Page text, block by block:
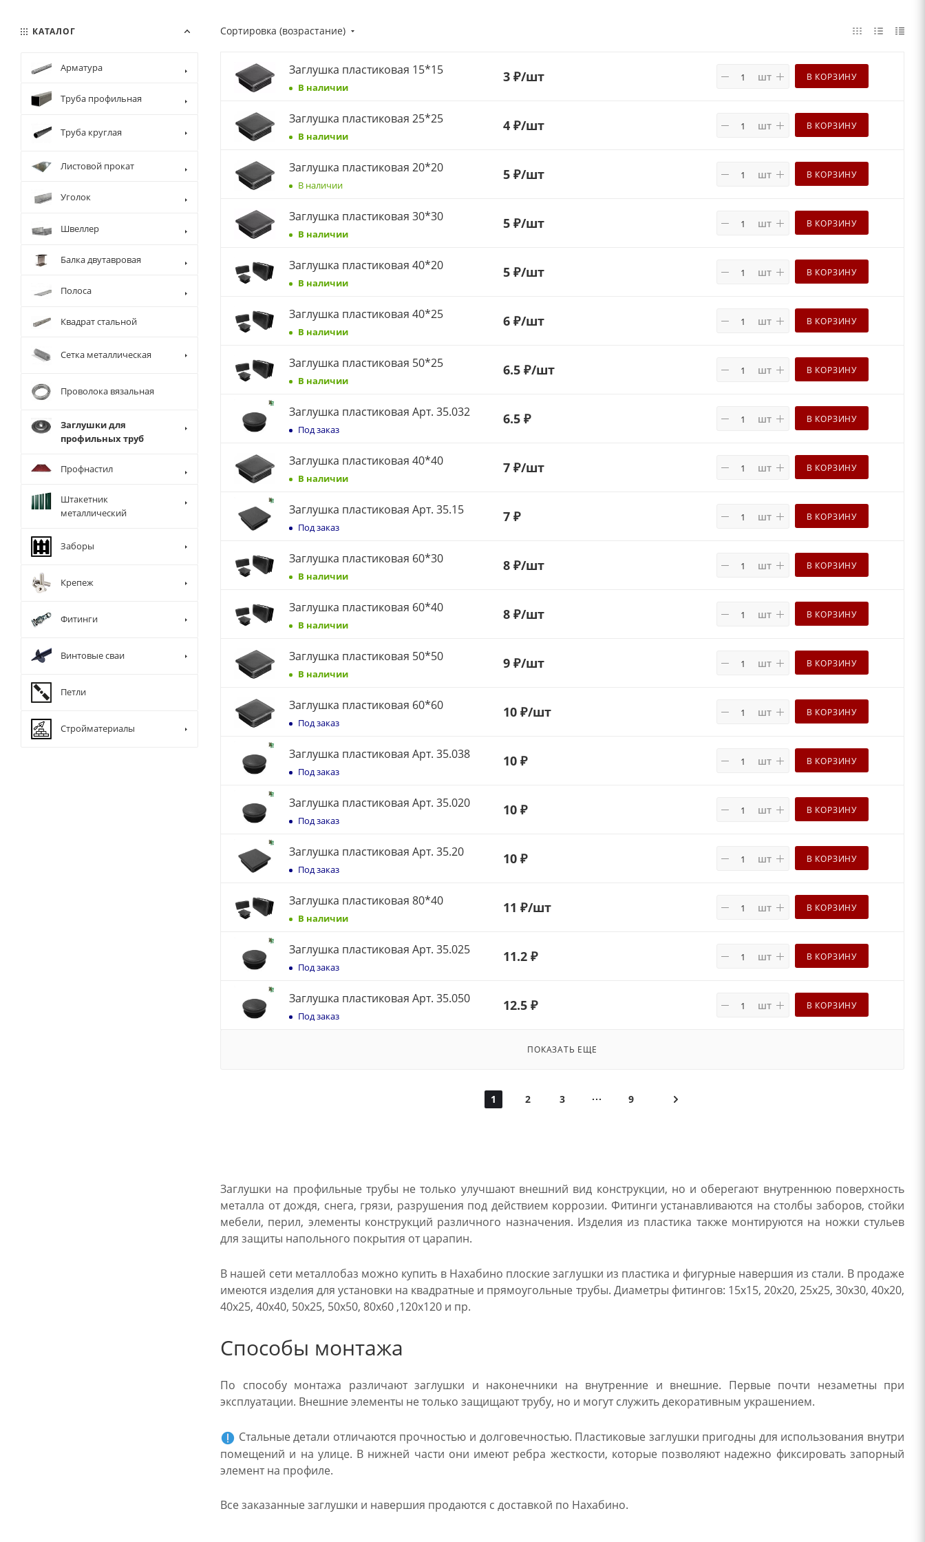
Сортировка (возрастание)
Заглушка пластиковая 15*15
В наличии
3 ₽/шт шт В КОРЗИНУ
Заглушка пластиковая 25*25
В наличии
4 ₽/шт шт В КОРЗИНУ
Заглушка пластиковая 20*20
В наличии
5 ₽/шт шт В КОРЗИНУ
Заглушка пластиковая 30*30
В наличии
5 ₽/шт шт В КОРЗИНУ
Заглушка пластиковая 40*20
В наличии
5 ₽/шт шт В КОРЗИНУ
Заглушка пластиковая 40*25
В наличии
6 ₽/шт шт В КОРЗИНУ
Заглушка пластиковая 50*25
В наличии
6.5 ₽/шт шт В КОРЗИНУ
Заглушка пластиковая Арт. 35.032
Под заказ
6.5 ₽ шт В КОРЗИНУ
Заглушка пластиковая 40*40
В наличии
7 ₽/шт шт В КОРЗИНУ
Заглушка пластиковая Арт. 35.15
Под заказ
7 ₽ шт В КОРЗИНУ
Заглушка пластиковая 60*30
В наличии
8 ₽/шт шт В КОРЗИНУ
Заглушка пластиковая 60*40
В наличии
8 ₽/шт шт В КОРЗИНУ
Заглушка пластиковая 50*50
В наличии
9 ₽/шт шт В КОРЗИНУ
Заглушка пластиковая 60*60
Под заказ
10 ₽/шт шт В КОРЗИНУ
Заглушка пластиковая Арт. 35.038
Под заказ
10 ₽ шт В КОРЗИНУ
Заглушка пластиковая Арт. 35.020
Под заказ
10 ₽ шт В КОРЗИНУ
Заглушка пластиковая Арт. 35.20
Под заказ
10 ₽ шт В КОРЗИНУ
Заглушка пластиковая 80*40
В наличии
11 ₽/шт шт В КОРЗИНУ
Заглушка пластиковая Арт. 35.025
Под заказ
11.2 ₽ шт В КОРЗИНУ
Заглушка пластиковая Арт. 35.050
Под заказ
12.5 ₽ шт В КОРЗИНУ
ПОКАЗАТЬ ЕЩЕ
1 2 3 9
Заглушки на профильные трубы не только улучшают внешний вид конструкции, но и оберегают внутреннюю поверхность
металла от дождя, снега, грязи, разрушения под действием коррозии. Фитинги устанавливаются на столбы заборов, стойки
мебели, перил, элементы конструкций различного назначения. Изделия из пластика также монтируются на ножки стульев
для защиты напольного покрытия от царапин.
В нашей сети металлобаз можно купить в Нахабино плоские заглушки из пластика и фигурные навершия из стали. В продаже
имеются изделия для установки на квадратные и прямоугольные трубы. Диаметры фитингов: 15х15, 20х20, 25х25, 30х30, 40х20,
40х25, 40х40, 50х25, 50х50, 80х60 ,120х120 и пр.
Способы монтажа
По способу монтажа различают заглушки и наконечники на внутренние и внешние. Первые почти незаметны при
эксплуатации. Внешние элементы не только защищают трубу, но и могут служить декоративным украшением.
Стальные детали отличаются прочностью и долговечностью. Пластиковые заглушки пригодны для использования внутри
помещений и на улице. В нижней части они имеют ребра жесткости, которые позволяют надежно фиксировать запорный
элемент на профиле.
Все заказанные заглушки и навершия продаются с доставкой по Нахабино.
КАТАЛОГ
Арматура
Труба профильная
Труба круглая
Листовой прокат
Уголок
Швеллер
Балка двутавровая
Полоса
Квадрат стальной
Сетка металлическая
Проволока вязальная
Заглушки для
профильных труб
Профнастил
Штакетник
металлический
Заборы
Крепеж
Фитинги
Винтовые сваи
Петли
Стройматериалы